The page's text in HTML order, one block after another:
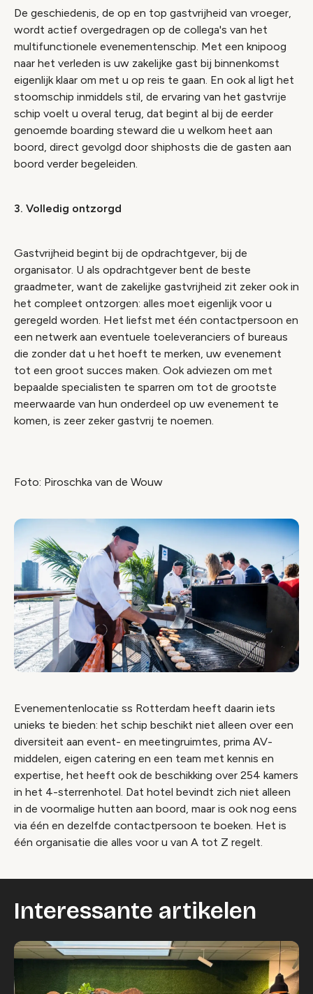
De geschiedenis, de op en top gastvrijheid van vroeger,
wordt actief overgedragen op de collega's van het
multifunctionele evenementenschip. Met een knipoog
naar het verleden is uw zakelijke gast bij binnenkomst
eigenlijk klaar om met u op reis te gaan. En ook al ligt het
stoomschip inmiddels stil, de ervaring van het gastvrije
schip voelt u overal terug, dat begint al bij de eerder
genoemde boarding steward die u welkom heet aan
boord, direct gevolgd door shiphosts die de gasten aan
boord verder begeleiden.
3. Volledig ontzorgd
Gastvrijheid begint bij de opdrachtgever, bij de
organisator. U als opdrachtgever bent de beste
graadmeter, want de zakelijke gastvrijheid zit zeker ook in
het compleet ontzorgen: alles moet eigenlijk voor u
geregeld worden. Het liefst met één contactpersoon en
een netwerk aan eventuele toeleveranciers of bureaus
die zonder dat u het hoeft te merken, uw evenement
tot een groot succes maken. Ook adviezen om met
bepaalde specialisten te sparren om tot de grootste
meerwaarde van hun onderdeel op uw evenement te
komen, is zeer zeker gastvrij te noemen.
Foto: Piroschka van de Wouw
Evenementenlocatie ss Rotterdam heeft daarin iets
unieks te bieden: het schip beschikt niet alleen over een
diversiteit aan event- en meetingruimtes, prima AV-
middelen, eigen catering en een team met kennis en
expertise, het heeft ook de beschikking over 254 kamers
in het 4-sterrenhotel. Dat hotel bevindt zich niet alleen
in de voormalige hutten aan boord, maar is ook nog eens
via één en dezelfde contactpersoon te boeken. Het is
één organisatie die alles voor u van A tot Z regelt.
Interessante artikelen